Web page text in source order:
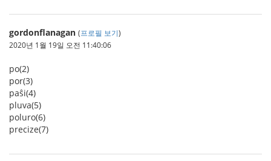
gordonflanagan (프로필 보기)
2020년 1월 19일 오전 11:40:06
po(2)
por(3)
paŝi(4)
pluva(5)
poluro(6)
precize(7)